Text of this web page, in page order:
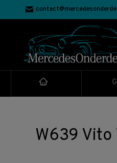
W639 Vito